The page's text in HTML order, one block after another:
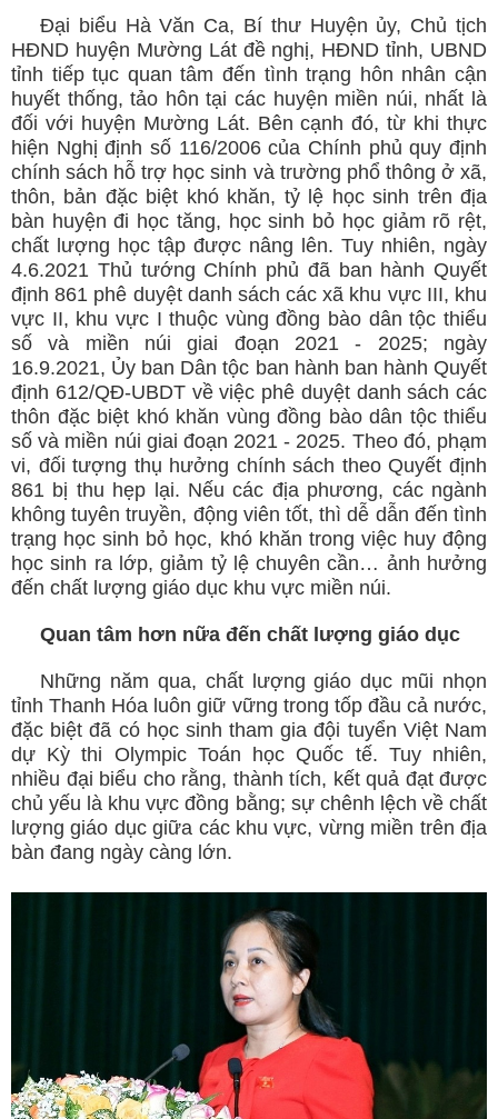
Đại biểu Hà Văn Ca, Bí thư Huyện ủy, Chủ tịch
HĐND huyện Mường Lát đề nghị, HĐND tỉnh, UBND
tỉnh tiếp tục quan tâm đến tình trạng hôn nhân cận
huyết thống, tảo hôn tại các huyện miền núi, nhất là
đối với huyện Mường Lát. Bên cạnh đó, từ khi thực
hiện Nghị định số 116/2006 của Chính phủ quy định
chính sách hỗ trợ học sinh và trường phổ thông ở xã,
thôn, bản đặc biệt khó khăn, tỷ lệ học sinh trên địa
bàn huyện đi học tăng, học sinh bỏ học giảm rõ rệt,
chất lượng học tập được nâng lên. Tuy nhiên, ngày
4.6.2021 Thủ tướng Chính phủ đã ban hành Quyết
định 861 phê duyệt danh sách các xã khu vực III, khu
vực II, khu vực I thuộc vùng đồng bào dân tộc thiểu
số và miền núi giai đoạn 2021 - 2025; ngày
16.9.2021, Ủy ban Dân tộc ban hành ban hành Quyết
định 612/QĐ-UBDT về việc phê duyệt danh sách các
thôn đặc biệt khó khăn vùng đồng bào dân tộc thiểu
số và miền núi giai đoạn 2021 - 2025. Theo đó, phạm
vi, đối tượng thụ hưởng chính sách theo Quyết định
861 bị thu hẹp lại. Nếu các địa phương, các ngành
không tuyên truyền, động viên tốt, thì dễ dẫn đến tình
trạng học sinh bỏ học, khó khăn trong việc huy động
học sinh ra lớp, giảm tỷ lệ chuyên cần… ảnh hưởng
đến chất lượng giáo dục khu vực miền núi.
Quan tâm hơn nữa đến chất lượng giáo dục
Những năm qua, chất lượng giáo dục mũi nhọn
tỉnh Thanh Hóa luôn giữ vững trong tốp đầu cả nước,
đặc biệt đã có học sinh tham gia đội tuyển Việt Nam
dự Kỳ thi Olympic Toán học Quốc tế. Tuy nhiên,
nhiều đại biểu cho rằng, thành tích, kết quả đạt được
chủ yếu là khu vực đồng bằng; sự chênh lệch về chất
lượng giáo dục giữa các khu vực, vừng miền trên địa
bàn đang ngày càng lớn.